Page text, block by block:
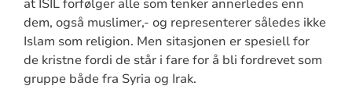
at ISIL forfølger alle som tenker annerledes enn
dem, også muslimer,- og representerer således ikke
Islam som religion. Men sitasjonen er spesiell for
de kristne fordi de står i fare for å bli fordrevet som
gruppe både fra Syria og Irak.